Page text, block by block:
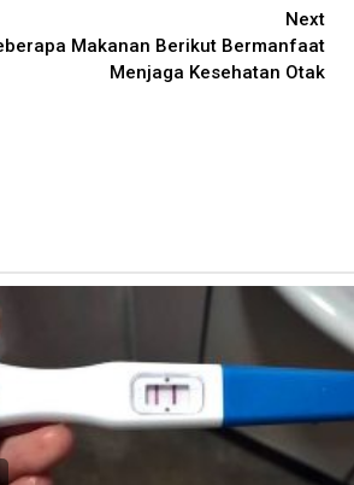
Next
Makanan Berikut Bermanfaat
Menjaga Kesehatan Otak